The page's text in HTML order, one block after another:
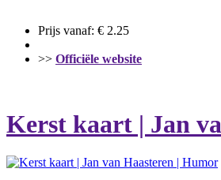
Prijs vanaf: € 2.25
>> Officiële website
Kerst kaart | Jan